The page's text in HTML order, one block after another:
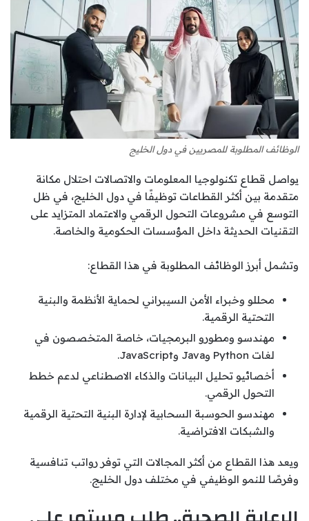
الوظائف المطلوبة للمصريين في دول الخليج
يواصل قطاع تكنولوجيا المعلومات والاتصالات احتلال مكانة
متقدمة بين أكثر القطاعات توظيفًا في دول الخليج، في ظل
التوسع في مشروعات التحول الرقمي والاعتماد المتزايد على
التقنيات الحديثة داخل المؤسسات الحكومية والخاصة.
وتشمل أبرز الوظائف المطلوبة في هذا القطاع:
محللو وخبراء الأمن السيبراني لحماية الأنظمة والبنية
التحتية الرقمية.
مهندسو ومطورو البرمجيات، خاصة المتخصصون في
لغات Python وJava وJavaScript.
أخصائيو تحليل البيانات والذكاء الاصطناعي لدعم خطط
التحول الرقمي.
مهندسو الحوسبة السحابية لإدارة البنية التحتية الرقمية
والشبكات الافتراضية.
ويعد هذا القطاع من أكثر المجالات التي توفر رواتب تنافسية
وفرصًا للنمو الوظيفي في مختلف دول الخليج.